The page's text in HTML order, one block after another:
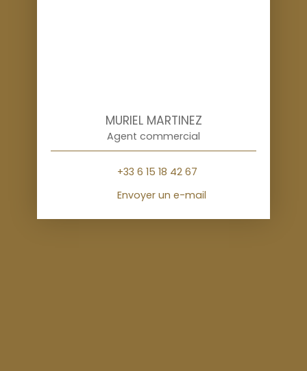
MURIEL MARTINEZ
Agent commercial
+33 6 15 18 42 67
Envoyer un e-mail